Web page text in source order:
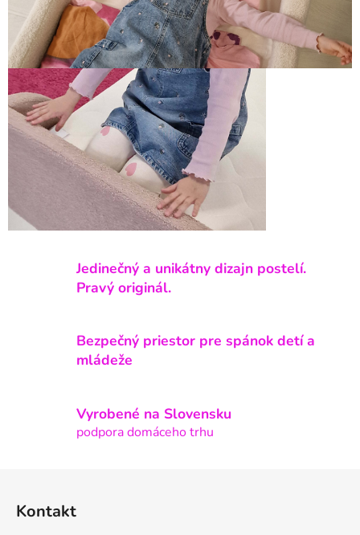
Jedinečný a unikátny dizajn postelí.
Pravý originál.
Bezpečný priestor pre spánok detí a
mládeže
Vyrobené na Slovensku
podpora domáceho trhu
Kontakt